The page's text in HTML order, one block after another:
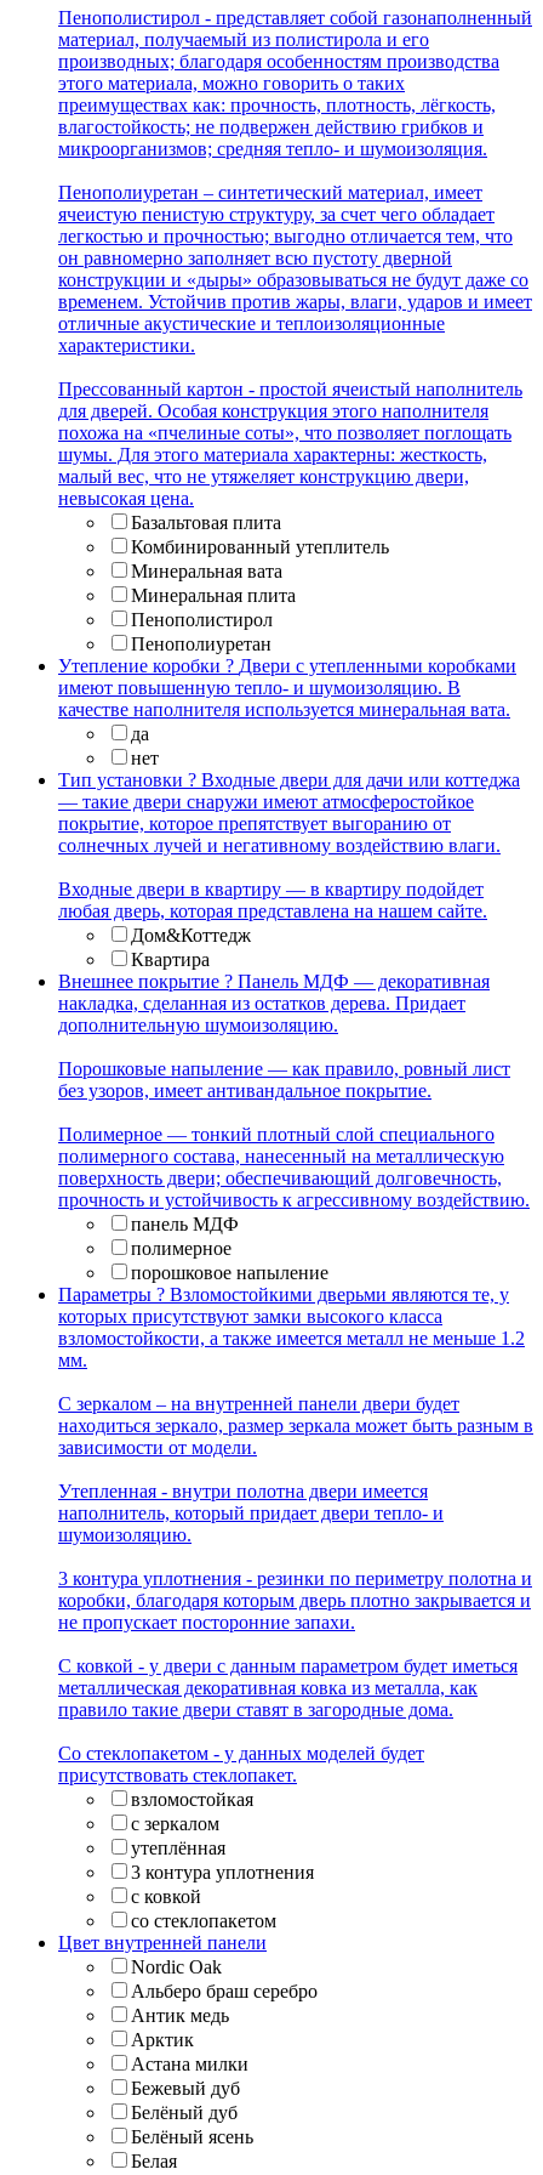
Пенополистирол - представляет собой газонаполненный
материал, получаемый из полистирола и его
производных; благодаря особенностям производства
этого материала, можно говорить о таких
преимуществах как: прочность, плотность, лёгкость,
влагостойкость; не подвержен действию грибков и
микроорганизмов; средняя тепло- и шумоизоляция.
Пенополиуретан – синтетический материал, имеет
ячеистую пенистую структуру, за счет чего обладает
легкостью и прочностью; выгодно отличается тем, что
он равномерно заполняет всю пустоту дверной
конструкции и «дыры» образовываться не будут даже со
временем. Устойчив против жары, влаги, ударов и имеет
отличные акустические и теплоизоляционные
характеристики.
Прессованный картон - простой ячеистый наполнитель
для дверей. Особая конструкция этого наполнителя
похожа на «пчелиные соты», что позволяет поглощать
шумы. Для этого материала характерны: жесткость,
малый вес, что не утяжеляет конструкцию двери,
невысокая цена.
Базальтовая плита
Комбинированный утеплитель
Минеральная вата
Минеральная плита
Пенополистирол
Пенополиуретан
Утепление коробки ? Двери с утепленными коробками
имеют повышенную тепло- и шумоизоляцию. В
качестве наполнителя используется минеральная вата.
да
нет
Тип установки ? Входные двери для дачи или коттеджа
— такие двери снаружи имеют атмосферостойкое
покрытие, которое препятствует выгоранию от
солнечных лучей и негативному воздействию влаги.
Входные двери в квартиру — в квартиру подойдет
любая дверь, которая представлена на нашем сайте.
Дом&Коттедж
Квартира
Внешнее покрытие ? Панель МДФ — декоративная
накладка, сделанная из остатков дерева. Придает
дополнительную шумоизоляцию.
Порошковые напыление — как правило, ровный лист
без узоров, имеет антивандальное покрытие.
Полимерное — тонкий плотный слой специального
полимерного состава, нанесенный на металлическую
поверхность двери; обеспечивающий долговечность,
прочность и устойчивость к агрессивному воздействию.
панель МДФ
полимерное
порошковое напыление
Параметры ? Взломостойкими дверьми являются те, у
которых присутствуют замки высокого класса
взломостойкости, а также имеется металл не меньше 1.2
мм.
С зеркалом – на внутренней панели двери будет
находиться зеркало, размер зеркала может быть разным в
зависимости от модели.
Утепленная - внутри полотна двери имеется
наполнитель, который придает двери тепло- и
шумоизоляцию.
3 контура уплотнения - резинки по периметру полотна и
коробки, благодаря которым дверь плотно закрывается и
не пропускает посторонние запахи.
С ковкой - у двери с данным параметром будет иметься
металлическая декоративная ковка из металла, как
правило такие двери ставят в загородные дома.
Со стеклопакетом - у данных моделей будет
присутствовать стеклопакет.
взломостойкая
с зеркалом
утеплённая
3 контура уплотнения
с ковкой
со стеклопакетом
Цвет внутренней панели
Nordic Oak
Альберо браш серебро
Антик медь
Арктик
Астана милки
Бежевый дуб
Белёный дуб
Белёный ясень
Белая